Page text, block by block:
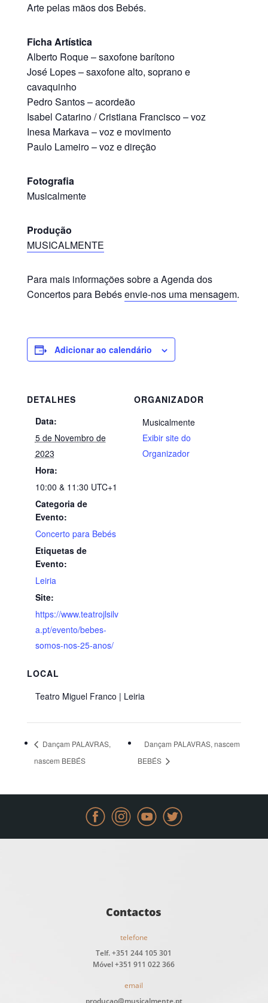
Arte pelas mãos dos Bebés.
Ficha Artística
Alberto Roque – saxofone barítono
José Lopes – saxofone alto, soprano e
cavaquinho
Pedro Santos – acordeão
Isabel Catarino / Cristiana Francisco – voz
Inesa Markava – voz e movimento
Paulo Lameiro – voz e direção
Fotografia
Musicalmente
Produção
MUSICALMENTE
Para mais informações sobre a Agenda dos
Concertos para Bebésenvie-nos uma mensagem.
Adicionar ao calendário
DETALHES
Data:
5 de Novembro de
2023
Hora:
10:00 & 11:30 UTC+1
Categoria de
Evento:
Concerto para Bebés
Etiquetas de
Evento:
Leiria
Site:
https://www.teatrojlsilv
a.pt/evento/bebes-
somos-nos-25-anos/
LOCAL
Teatro Miguel Franco | Leiria
ORGANIZADOR
Musicalmente
Exibir site do
Organizador
Dançam PALAVRAS,
nascem BEBÉS
Dançam PALAVRAS, nascem
BEBÉS
Contactos
telefone
Telf. +351 244 105 301
Móvel +351 911 022 366
email